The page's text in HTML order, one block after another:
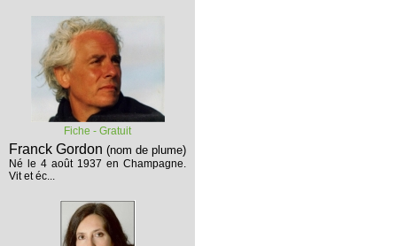
Fiche - Gratuit
Franck Gordon (nom de plume)
Né le 4 août 1937 en Champagne.
Vit et éc...